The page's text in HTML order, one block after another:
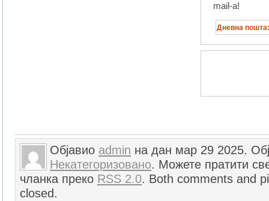
mail-a!
Дневна
Објавио admin на дан мар 29 2025.
Некатегоризовано. Можете пратити
чланка преко RSS 2.0. Both comments and
closed.